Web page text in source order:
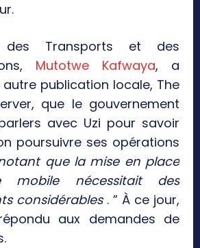
des Transports et des
Mutotwe Kafwaya, a
publication locale, The
que le gouvernement
avec Uzi pour savoir
poursuivre ses opérations
que la mise en place
mobile nécessitait des
considérables. ” À ce jour,
aux demandes de